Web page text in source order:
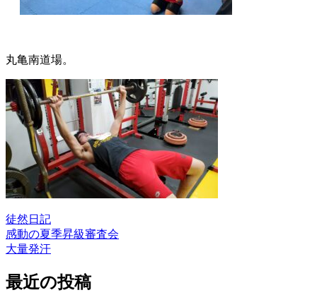
丸亀南道場。
徒然日記
投
稿
ナ
感動の夏季昇級審査会
大量発汗
最近の投稿